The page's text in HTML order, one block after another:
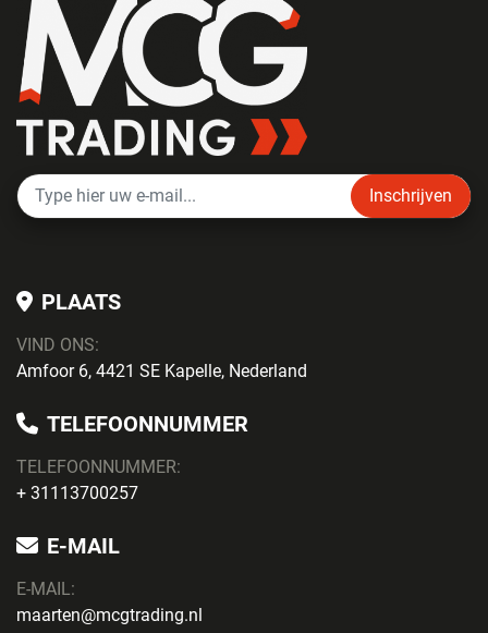
Inschrijven
PLAATS
VIND ONS:
Amfoor 6, 4421 SE Kapelle, Nederland
TELEFOONNUMMER
TELEFOONNUMMER:
+ 31113700257
E-MAIL
E-MAIL:
maarten@mcgtrading.nl